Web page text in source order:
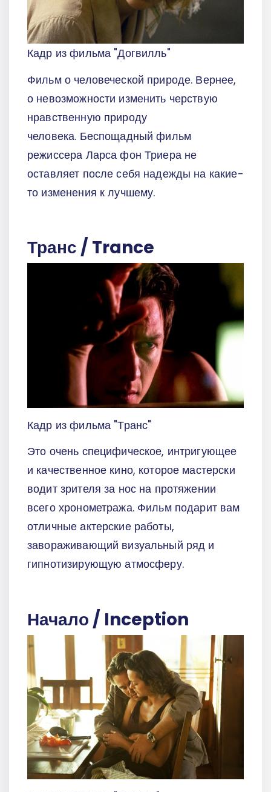
Кадр из фильма "Догвилль"
Фильм о человеческой природе. Вернее,
о невозможности изменить черствую
нравственную природу
человека. Беспощадный фильм
режиссера Ларса фон Триера не
оставляет после себя надежды на какие-
то изменения к лучшему.
Транс / Trance
Кадр из фильма "Транс"
Это очень специфическое, интригующее
и качественное кино, которое мастерски
водит зрителя за нос на протяжении
всего хронометража. Фильм подарит вам
отличные актерские работы,
завораживающий визуальный ряд и
гипнотизирующую атмосферу.
Начало / Inception